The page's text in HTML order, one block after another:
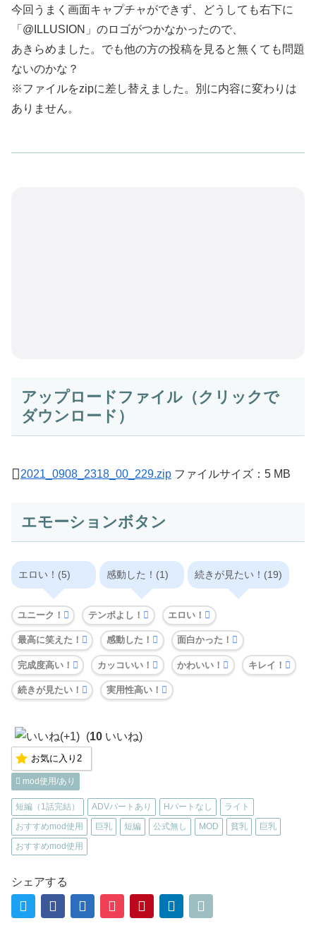
今回うまく画面キャプチャができず、どうしても右下に
「@ILLUSION」のロゴがつかなかったので、
あきらめました。でも他の方の投稿を見ると無くても問題
ないのかな？
※ファイルをzipに差し替えました。別に内容に変わりは
ありません。
アップロードファイル（クリックで
ダウンロード）
2021_0908_2318_00_229.zip ファイルサイズ：5 MB
エモーションボタン
エロい！(5) 感動した！(1) 続きが見たい！(19)
ユニーク！ テンポよし！ エロい！
最高に笑えた！ 感動した！ 面白かった！
完成度高い！ カッコいい！ かわいい！ キレイ！
続きが見たい！ 実用性高い！
(10 いいね)
お気に入り 2
mod使用/あり
短編（1話完結） ADVパートあり Hパートなし
ライト
おすすめmod使用
巨乳 短編 公式無し MOD 貧乳
巨乳
おすすめmod使用
シェアする